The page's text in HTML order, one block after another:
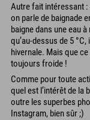
Autre fait intéressant
on parle de baignade
baigne dans une eau
qu’au-dessus de 5 °C,
hivernale. Mais que ce
toujours froide !
Comme pour toute
quel est l’intérêt de la
outre les superbes
Instagram, bien sûr ;)